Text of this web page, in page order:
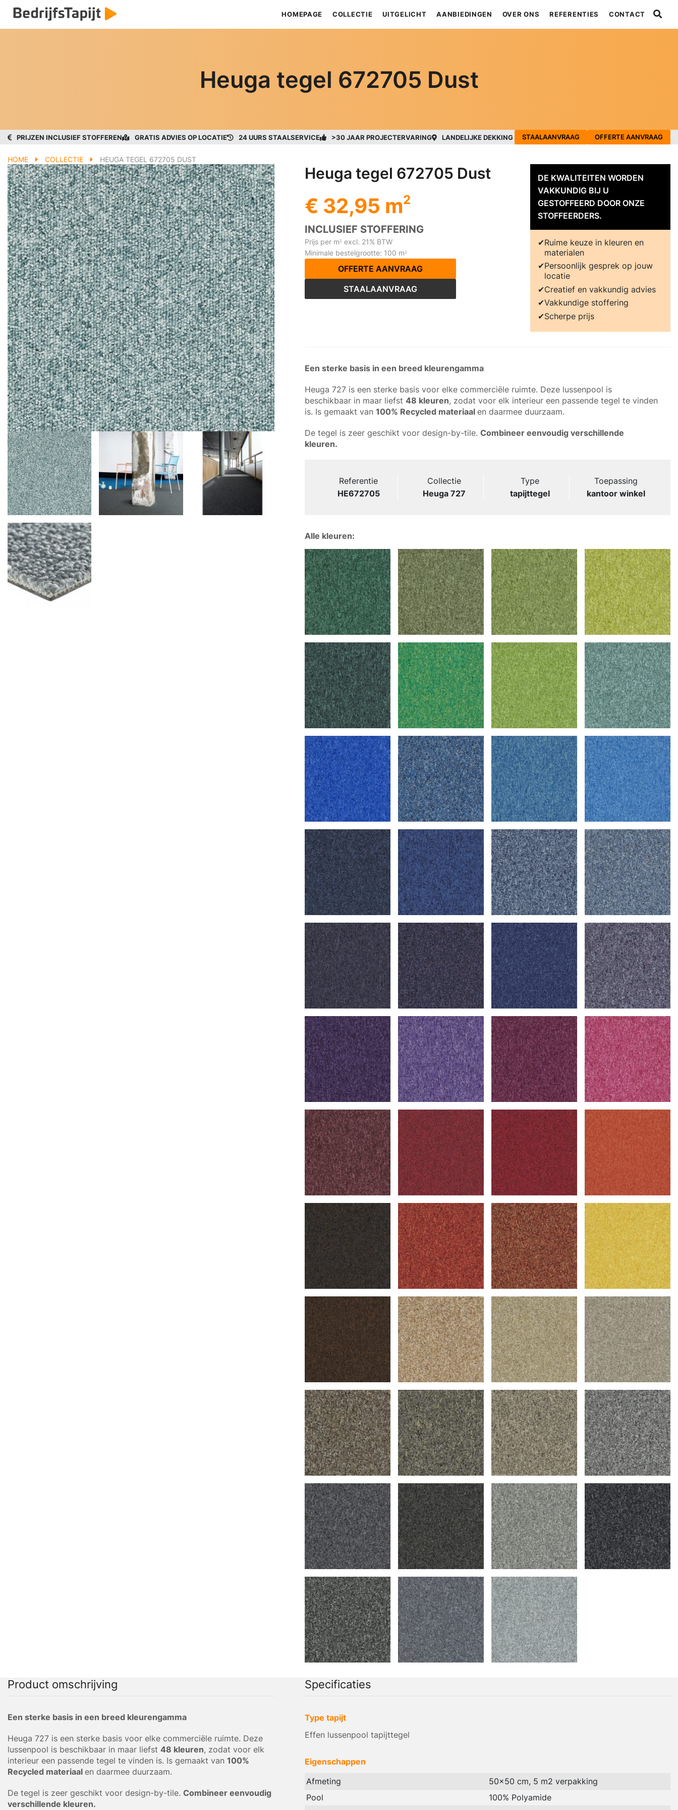
HOMEPAGE COLLECTIE UITGELICHT AANBIEDINGEN OVER ONS REFERENTIES CONTACT
Heuga tegel 672705 Dust
PRIJZEN INCLUSIEF STOFFEREN GRATIS ADVIES OP LOCATIE 24 UURS STAALSERVICE >30 JAAR PROJECTERVARING LANDELIJKE DEKKING STAALAANVRAAG OFFERTE AANVRAAG
HOME COLLECTIE HEUGA TEGEL 672705 DUST
Heuga tegel 672705 Dust
€ 32,95 m2
INCLUSIEF STOFFERING
Prijs per m2 excl. 21% BTW
Minimale bestelgrootte: 100 m2
OFFERTE AANVRAAG
STAALAANVRAAG
DE KWALITEITEN WORDEN
VAKKUNDIG BIJ U
GESTOFFEERD DOOR ONZE
STOFFEERDERS.
Ruime keuze in kleuren en
materialen
Persoonlijk gesprek op jouw
locatie
Creatief en vakkundig advies
Vakkundige stoffering
Scherpe prijs
Een sterke basis in een breed kleurengamma
Heuga 727 is een sterke basis voor elke commerciële ruimte. Deze lussenpool is
beschikbaar in maar liefst 48 kleuren, zodat voor elk interieur een passende tegel te vinden
is. Is gemaakt van 100% Recycled materiaal en daarmee duurzaam.
De tegel is zeer geschikt voor design-by-tile. Combineer eenvoudig verschillende
kleuren.
Referentie
HE672705
Collectie
Heuga 727
Type
tapijttegel
Toepassing
kantoor winkel
Alle kleuren:
Product omschrijving
Een sterke basis in een breed kleurengamma
Heuga 727 is een sterke basis voor elke commerciële ruimte. Deze
lussenpool is beschikbaar in maar liefst 48 kleuren, zodat voor elk
interieur een passende tegel te vinden is. Is gemaakt van 100%
Recycled materiaal en daarmee duurzaam.
De tegel is zeer geschikt voor design-by-tile. Combineer eenvoudig
verschillende kleuren.
Specificaties
Type tapijt
Effen lussenpool tapijttegel
Eigenschappen
Afmeting
50x50 cm, 5 m2 verpakking
Pool
100% Polyamide